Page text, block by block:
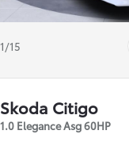
1/15
Skoda Citigo
1.0 Elegance Asg 60HP